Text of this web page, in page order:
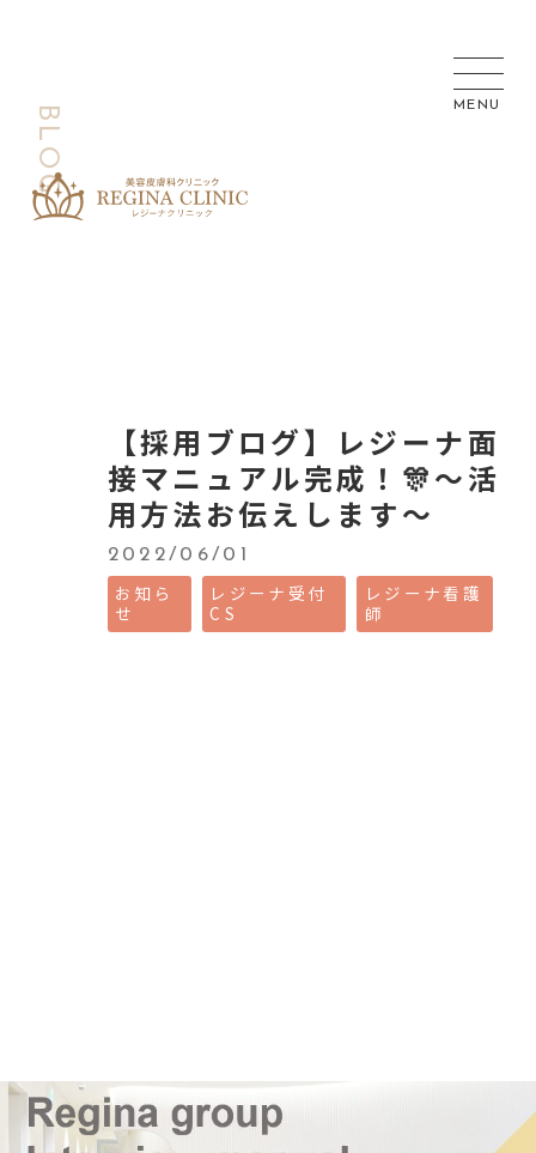
【採用ブログ】レジーナ面
接マニュアル完成！🎊～活
用方法お伝えします～
2022/06/01
お知ら
せ
レジーナ受付
CS
レジーナ看護
師